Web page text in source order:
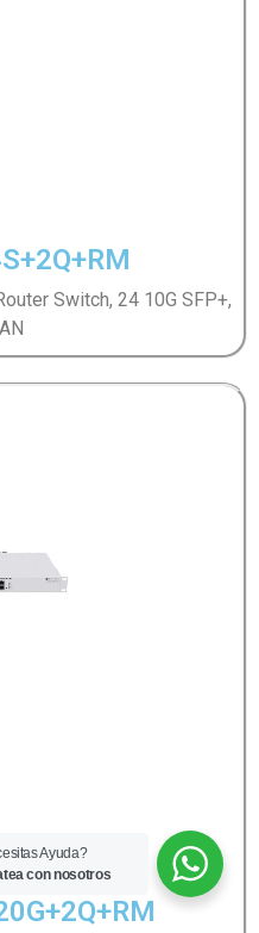
Switch, 24 10G SFP+,
Ayuda?
con nosotros